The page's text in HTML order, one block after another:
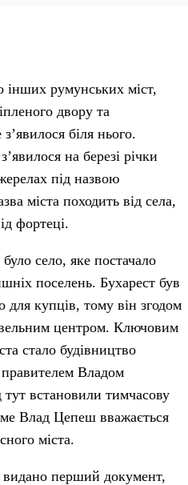
інших румунських міст,
двору та
біля нього.
на березі річки
під назвою
міста походить від села,
фортеці.
село, яке постачало
поселень. Бухарест був
купців, тому він згодом
центром. Ключовим
стало будівництво
Владом
встановили тимчасову
Влад Цепеш вважається
міста.
видано перший документ,